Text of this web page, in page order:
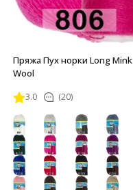
Пряжа Пух норки Long Mink
Wool
3.0 (20)